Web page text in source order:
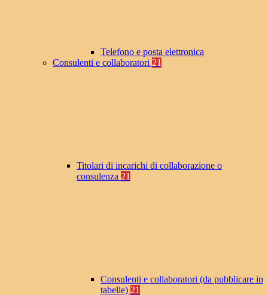
Telefono e posta elettronica
Consulenti e collaboratori 21
Titolari di incarichi di collaborazione o
consulenza 21
Consulenti e collaboratori (da pubblicare in
tabelle) 21